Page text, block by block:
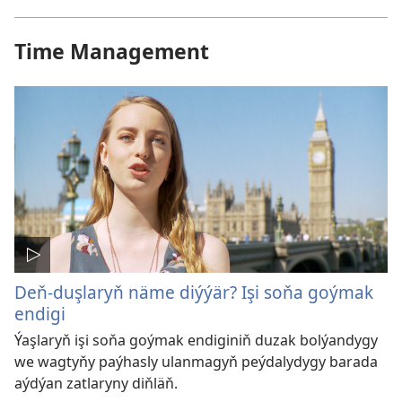
Time Management
Deň-duşlaryň näme diýýär? Işi soňa goýmak
endigi
Ýaşlaryň işi soňa goýmak endiginiň duzak bolýandygy
we wagtyňy paýhasly ulanmagyň peýdalydygy barada
aýdýan zatlaryny diňläň.